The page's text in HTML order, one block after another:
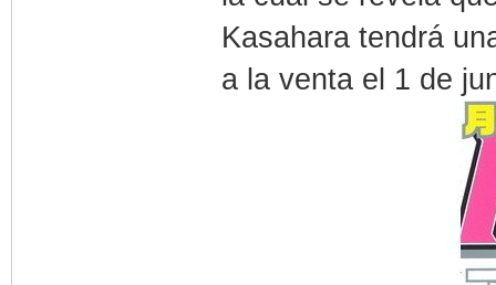
Kasahara tendrá
a la venta el 1 de